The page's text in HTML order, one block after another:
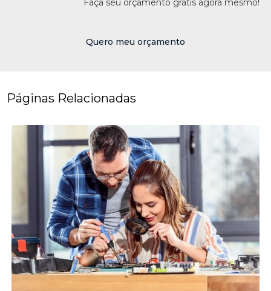
Faça seu orçamento grátis agora mesmo!
Quero meu orçamento
Páginas Relacionadas